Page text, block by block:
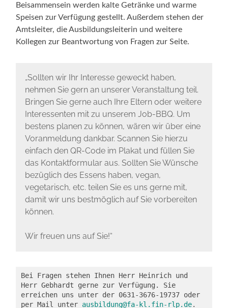
Beisammensein werden kalte Getränke und warme
Speisen zur Verfügung gestellt. Außerdem stehen der
Amtsleiter, die Ausbildungsleiterin und weitere
Kollegen zur Beantwortung von Fragen zur Seite.
„Sollten wir Ihr Interesse geweckt haben,
nehmen Sie gern an unserer Veranstaltung teil.
Bringen Sie gerne auch Ihre Eltern oder weitere
Interessenten mit zu unserem Job-BBQ. Um
bestens planen zu können, wären wir über eine
Voranmeldung dankbar. Scannen Sie hierzu
einfach den QR-Code im Plakat und füllen Sie
das Kontaktformular aus. Sollten Sie Wünsche
bezüglich des Essens haben, vegan,
vegetarisch, etc. teilen Sie es uns gerne mit,
damit wir uns bestmöglich auf Sie vorbereiten
können.
Wir freuen uns auf Sie!“
Bei Fragen stehen Ihnen Herr Heinrich und
Herr Gebhardt gerne zur Verfügung. Sie
erreichen uns unter der 0631-3676-19737 oder
per Mail unter ausbildung@fa-kl.fin-rlp.de.